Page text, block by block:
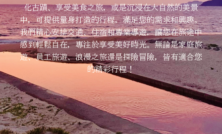
化古蹟、享受美食之旅，或是沉浸在大自然的美景
中，可提供量身打造的行程，滿足您的需求和興趣。
我們精心安排交通、住宿和專業導遊，讓您在旅途中
感到輕鬆自在，專注於享受美好時光。無論是家庭旅
遊、員工旅遊、浪漫之旅還是探險冒險，皆有適合您
的精彩行程！